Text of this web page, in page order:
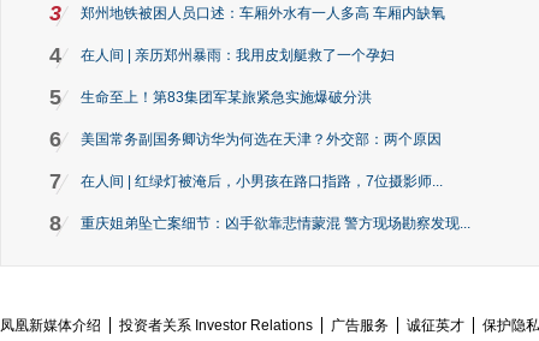
3 郑州地铁被困人员口述：车厢外水有一人多高 车厢内缺氧
4 在人间 | 亲历郑州暴雨：我用皮划艇救了一个孕妇
5 生命至上！第83集团军某旅紧急实施爆破分洪
6 美国常务副国务卿访华为何选在天津？外交部：两个原因
7 在人间 | 红绿灯被淹后，小男孩在路口指路，7位摄影师...
8 重庆姐弟坠亡案细节：凶手欲靠悲情蒙混 警方现场勘察发现...
凤凰新媒体介绍 投资者关系 Investor Relations 广告服务 诚征英才
保护隐